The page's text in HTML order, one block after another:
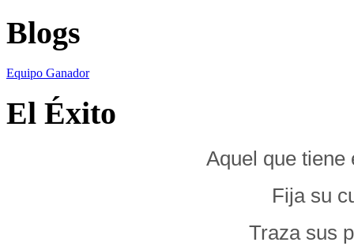
Blogs
Equipo Ganador
El Éxito
Aquel que tiene
Fija su
Traza sus